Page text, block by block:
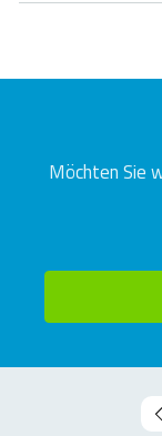
Möchten Sie